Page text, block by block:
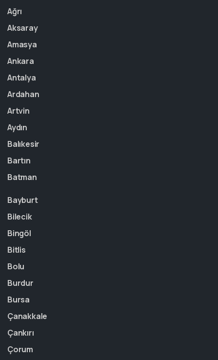
Ağrı
Aksaray
Amasya
Ankara
Antalya
Ardahan
Artvin
Aydın
Balıkesir
Bartın
Batman
Bayburt
Bilecik
Bingöl
Bitlis
Bolu
Burdur
Bursa
Çanakkale
Çankırı
Çorum